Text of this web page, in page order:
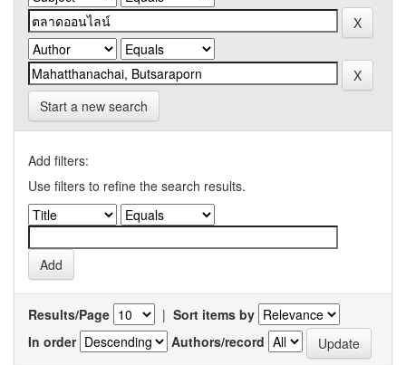
Start a new search
Add filters:
Use filters to refine the search results.
Results/Page | Sort items by
In order
Authors/record